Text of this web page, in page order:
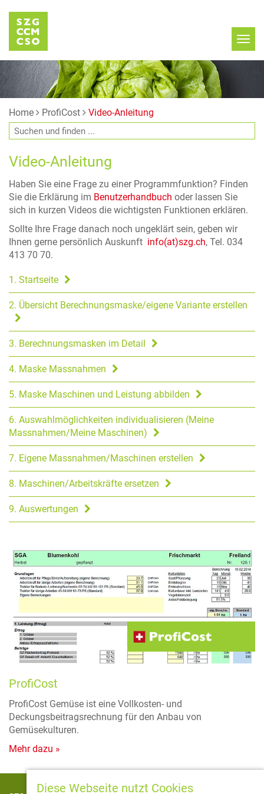
Diese Webseite nutzt Cookies
Home ProfiCost Video-Anleitung
Video-Anleitung
Haben Sie eine Frage zu einer Programmfunktion? Finden
Sie die Erklärung im Benutzerhandbuch oder lassen Sie
sich in kurzen Videos die wichtigsten Funktionen erklären.
Sollte Ihre Frage danach noch ungeklärt sein, geben wir
Ihnen gerne persönlich Auskunft info(at)szg.ch, Tel. 034
413 70 70.
1. Startseite
2. Übersicht Berechnungsmaske/eigene Variante erstellen
3. Berechnungsmasken im Detail
4. Maske Massnahmen
5. Maske Maschinen und Leistung abbilden
6. Auswahlmöglichkeiten individualisieren (Meine
Massnahmen/Meine Maschinen)
7. Eigene Massnahmen/Maschinen erstellen
8. Maschinen/Arbeitskräfte ersetzen
9. Auswertungen
ProfiCost
ProfiCost Gemüse ist eine Vollkosten- und
Deckungsbeitragsrechnung für den Anbau von
Gemüsekulturen.
Mehr dazu »